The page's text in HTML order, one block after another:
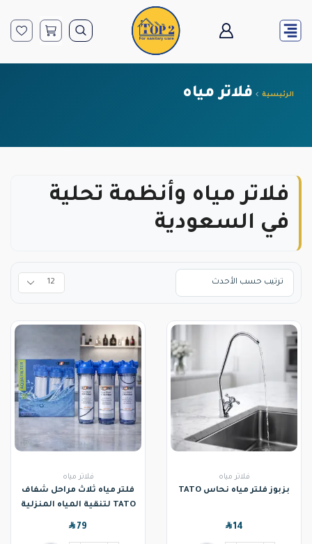
الرئيسية فلاتر مياه
فلاتر مياه وأنظمة تحلية
في السعودية
فلاتر مياه
بزبوز فلتر مياه نحاس TATO
SAR14
فلاتر مياه
فلتر مياه ثلاث مراحل شفاف
TATO لتنقية المياه المنزلية
SAR79